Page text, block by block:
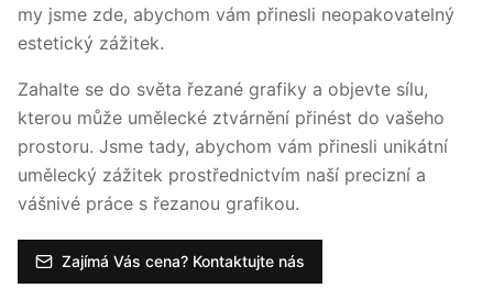
my jsme zde, abychom vám přinesli neopakovatelný
estetický zážitek.
Zahalte se do světa řezané grafiky a objevte sílu,
kterou může umělecké ztvárnění přinést do vašeho
prostoru. Jsme tady, abychom vám přinesli unikátní
umělecký zážitek prostřednictvím naší precizní a
vášnivé práce s řezanou grafikou.
Zajímá Vás cena? Kontaktujte nás